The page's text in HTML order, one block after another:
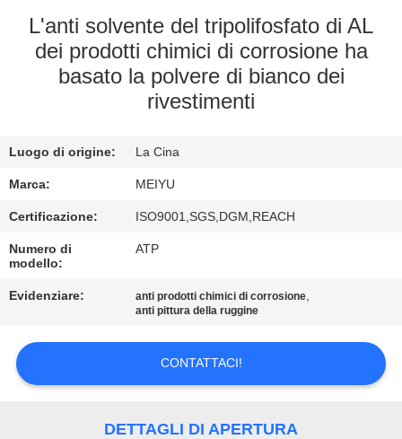
VISITA
ALLA
CONTROLLO
DELLA
QUALITÀ
CONTATTACI
UN
PREVENTIVO
L'anti solvente del tripolifosfato di AL
dei prodotti chimici di corrosione ha
basato la polvere di bianco dei
rivestimenti
Luogo di origine: La Cina
Marca: MEIYU
Certificazione: ISO9001,SGS,DGM,REACH
Numero di
modello:
ATP
Evidenziare: anti prodotti chimici di corrosione,
anti pittura della ruggine
CONTATTACI!
DETTAGLI DI APERTURA